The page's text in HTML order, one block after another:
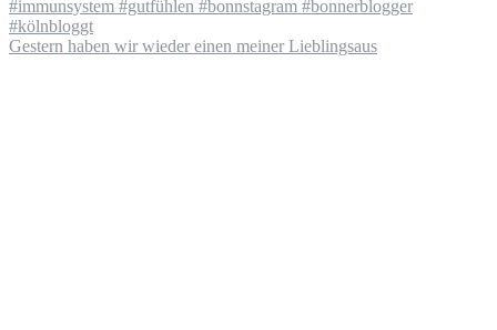
Gestern haben wir wieder einen meiner Lieblingsaus